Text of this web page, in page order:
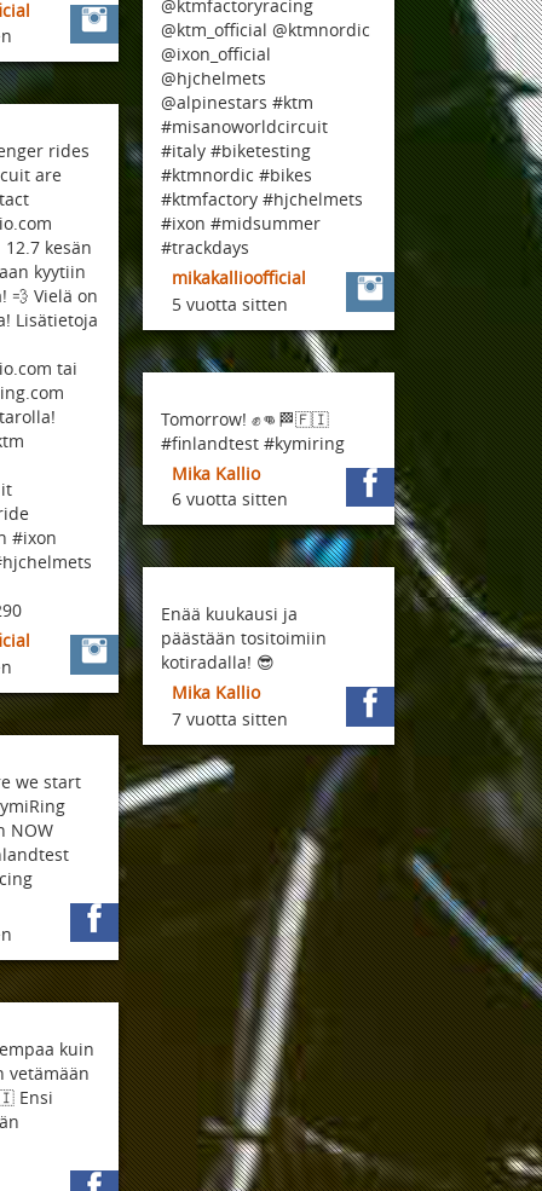
rides
are
kesän
kyytiin
💨 Vielä on
Lisätietoja
tai
#ixon
@ktmfactoryracing
@ktm_official @ktmnordic
@ixon_official
@hjchelmets
@alpinestars #ktm
#misanoworldcircuit
#italy #biketesting
#ktmnordic #bikes
#ktmfactory #hjchelmets
#ixon #midsummer
#trackdays
mikakallioofficial
5 vuotta sitten
we start
NOW
Tomorrow! ✊👊🏁🇫🇮
#finlandtest #kymiring
Mika Kallio
6 vuotta sitten
kuin
vetämään
Ensi
Enää kuukausi ja
päästään tositoimiin
kotiradalla! 😎
Mika Kallio
7 vuotta sitten